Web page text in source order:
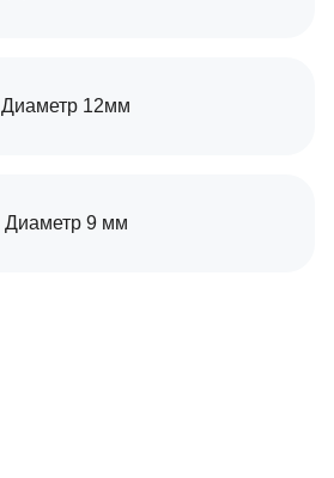
Диаметр 12мм
Диаметр 9 мм